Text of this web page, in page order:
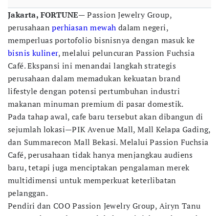
Jakarta, FORTUNE—Passion Jewelry Group,
perusahaanperhiasan mewah dalam negeri,
memperluas portofolio bisnisnya dengan masuk ke
bisnis kuliner, melalui peluncuran Passion Fuchsia
Café. Ekspansi ini menandai langkah strategis
perusahaan dalam memadukan kekuatan brand
lifestyle dengan potensi pertumbuhan industri
makanan minuman premium di pasar domestik.
Pada tahap awal, cafe baru tersebut akan dibangun di
sejumlah lokasi—PIK Avenue Mall, Mall Kelapa Gading,
dan Summarecon Mall Bekasi. Melalui Passion Fuchsia
Café, perusahaan tidak hanya menjangkau audiens
baru, tetapi juga menciptakan pengalaman merek
multidimensi untuk memperkuat keterlibatan
pelanggan.
Pendiri dan COO Passion Jewelry Group, Airyn Tanu